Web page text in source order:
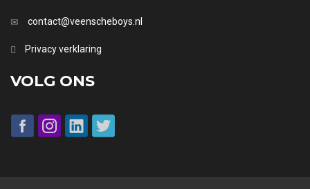
contact@veenscheboys.nl
Privacy verklaring
VOLG ONS